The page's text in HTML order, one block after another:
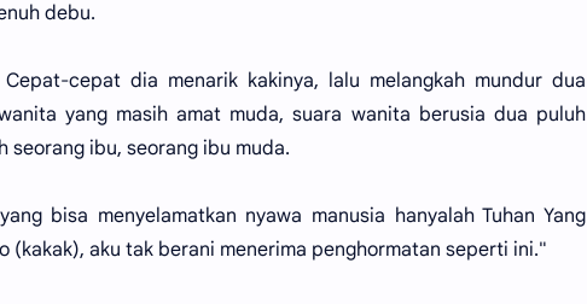
debu.
cepat dia menarik kakinya, lalu melangkah mundur dua
yang masih amat muda, suara wanita berusia dua puluh
ibu, seorang ibu muda.
bisa menyelamatkan nyawa manusia hanyalah Tuhan Yang
(kakak), aku tak berani menerima penghormatan seperti ini."